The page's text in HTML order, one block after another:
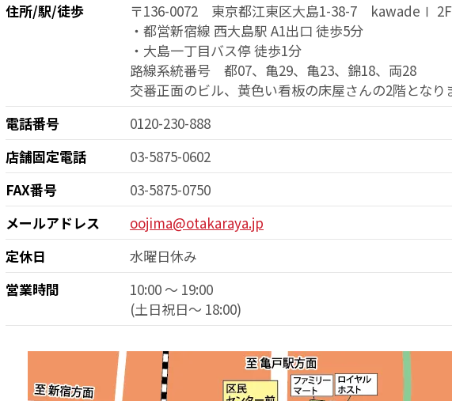
住所/駅/徒歩
〒136-0072 東京都江東区大島1-38-7 kawadeⅠ 2F
・都営新宿線 西大島駅 A1出口 徒歩5分
・大島一丁目バス停 徒歩1分
路線系統番号 都07、亀29、亀23、錦18、両28
交番正面のビル、黄色い看板の床屋さんの2階となり
電話番号
0120-230-888
店舗固定電話
03-5875-0602
FAX番号
03-5875-0750
メールアドレス
oojima@otakaraya.jp
定休日
水曜日休み
営業時間
10:00 ～ 19:00
(土日祝日～ 18:00)